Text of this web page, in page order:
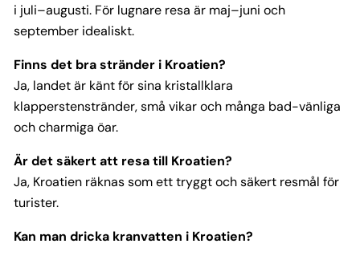
i juli–augusti. För lugnare resa är maj–juni och
september idealiskt.
Finns det bra stränder i Kroatien?
Ja, landet är känt för sina kristallklara
klapperstenstränder, små vikar och många bad-vänliga
och charmiga öar.
Är det säkert att resa till Kroatien?
Ja, Kroatien räknas som ett tryggt och säkert resmål för
turister.
Kan man dricka kranvatten i Kroatien?